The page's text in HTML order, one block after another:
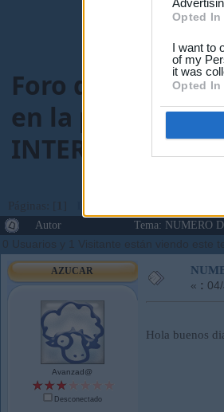
Opted In
I want to
of my
it was
Opted In
Foro de
en la
INTERINOS EN
Páginas: [ 1
Autor
Tema: NUMERO
0 Usuarios y 1 Visitante están viendo este
AZUCAR
Avanzad@
Desconectado
« :
Hola buenos